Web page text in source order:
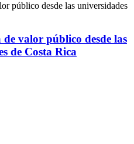
público desde las universidades
valor público desde las
de Costa Rica